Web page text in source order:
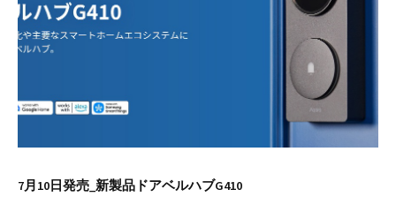
7月10日発売_新製品ドアベルハブG410